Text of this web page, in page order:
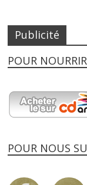
Publicité
POUR
POUR NOUS